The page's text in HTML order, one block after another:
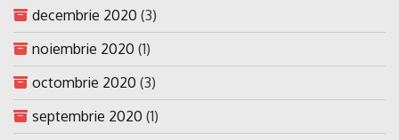
decembrie 2020 (3)
noiembrie 2020 (1)
octombrie 2020 (3)
septembrie 2020 (1)